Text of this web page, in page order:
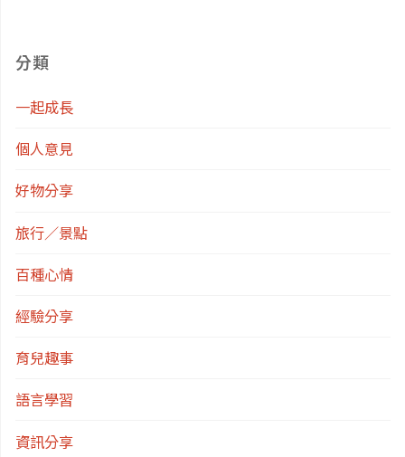
分類
一起成長
個人意見
好物分享
旅行／景點
百種心情
經驗分享
育兒趣事
語言學習
資訊分享